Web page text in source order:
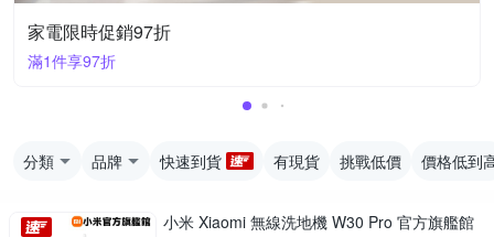
家電限時促銷97折
滿1件享97折
分類 品牌 快速到貨 有現貨 挑戰低價 價格低到
小米 Xiaomi 無線洗地機 W30 Pro 官方旗艦館